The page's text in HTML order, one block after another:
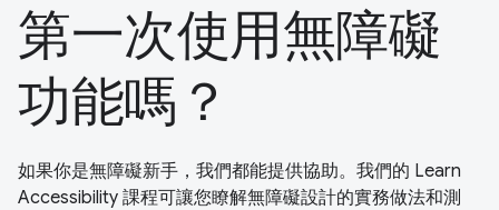
第一次使用無障礙
功能嗎？
如果你是無障礙新手，我們都能提供協助。我們的 Learn
Accessibility 課程可讓您瞭解無障礙設計的實務做法和測